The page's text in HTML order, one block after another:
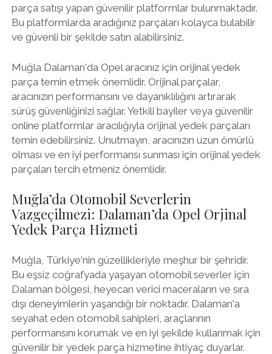
parça satışı yapan güvenilir platformlar bulunmaktadır.
Bu platformlarda aradığınız parçaları kolayca bulabilir
ve güvenli bir şekilde satın alabilirsiniz.
Muğla Dalaman'da Opel aracınız için orijinal yedek
parça temin etmek önemlidir. Orijinal parçalar,
aracınızın performansını ve dayanıklılığını artırarak
sürüş güvenliğinizi sağlar. Yetkili bayiler veya güvenilir
online platformlar aracılığıyla orijinal yedek parçaları
temin edebilirsiniz. Unutmayın, aracınızın uzun ömürlü
olması ve en iyi performansı sunması için orijinal yedek
parçaları tercih etmeniz önemlidir.
Muğla’da Otomobil Severlerin
Vazgeçilmezi: Dalaman’da Opel Orjinal
Yedek Parça Hizmeti
Muğla, Türkiye'nin güzellikleriyle meşhur bir şehridir.
Bu eşsiz coğrafyada yaşayan otomobil severler için
Dalaman bölgesi, heyecan verici maceraların ve sıra
dışı deneyimlerin yaşandığı bir noktadır. Dalaman'a
seyahat eden otomobil sahipleri, araçlarının
performansını korumak ve en iyi şekilde kullanmak için
güvenilir bir yedek parça hizmetine ihtiyaç duyarlar.